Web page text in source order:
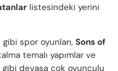
listesindeki yerini
gibi spor oyunları, Sons of
temalı yapımlar ve
gibi devasa çok oyunculu